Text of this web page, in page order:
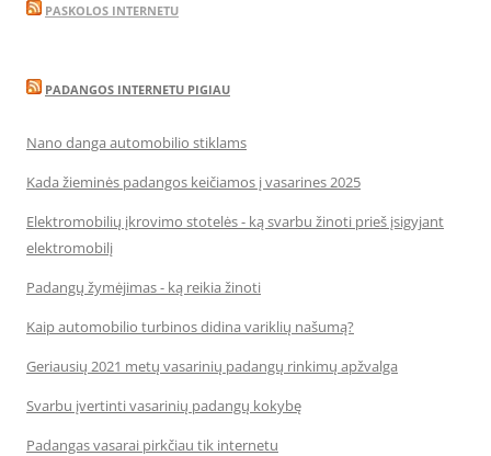
PASKOLOS INTERNETU
PADANGOS INTERNETU PIGIAU
Nano danga automobilio stiklams
Kada žieminės padangos keičiamos į vasarines 2025
Elektromobilių įkrovimo stotelės - ką svarbu žinoti prieš įsigyjant
elektromobilį
Padangų žymėjimas - ką reikia žinoti
Kaip automobilio turbinos didina variklių našumą?
Geriausių 2021 metų vasarinių padangų rinkimų apžvalga
Svarbu įvertinti vasarinių padangų kokybę
Padangas vasarai pirkčiau tik internetu